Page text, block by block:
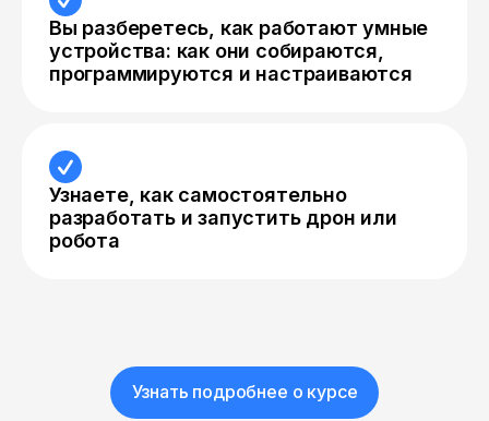
Вы разберетесь, как работают умные
устройства: как они собираются,
программируются и настраиваются
Узнаете, как самостоятельно
разработать и запустить дрон или
робота
Узнать подробнее о курсе